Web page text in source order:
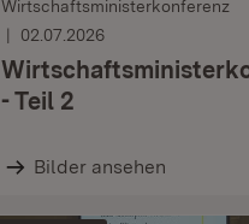
Wirtschaftsministerkonferenz
02.07.2026
- Teil 2
Bilder ansehen